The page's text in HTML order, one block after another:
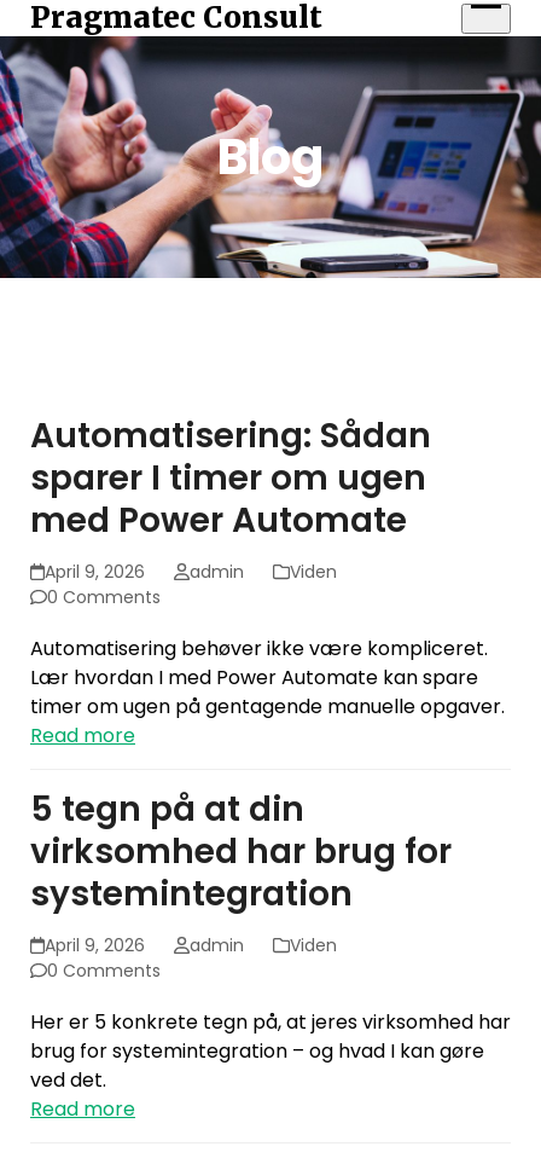
Skip
to
content
Pragmatec Consult
Open
Blog
Automatisering: Sådan
sparer I timer om ugen
med Power Automate
April 9, 2026 admin
Viden
0 Comments
Automatisering behøver ikke være kompliceret.
Lær hvordan I med Power Automate kan spare
timer om ugen på gentagende manuelle opgaver.
Read more
5 tegn på at din
virksomhed har brug for
systemintegration
April 9, 2026 admin
Viden
0 Comments
Her er 5 konkrete tegn på, at jeres virksomhed har
brug for systemintegration – og hvad I kan gøre
ved det.
Read more